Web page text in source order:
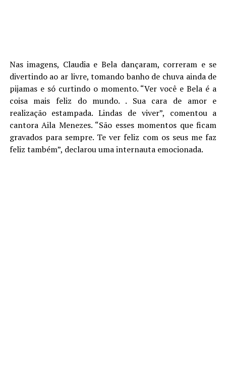
Nas imagens, Claudia e Bela dançaram, correram e se
divertindo ao ar livre, tomando banho de chuva ainda de
pijamas e só curtindo o momento. “Ver você e Bela é a
coisa mais feliz do mundo. . Sua cara de amor e
realização estampada. Lindas de viver”, comentou a
cantora Aila Menezes. “São esses momentos que ficam
gravados para sempre. Te ver feliz com os seus me faz
feliz também”, declarou uma internauta emocionada.